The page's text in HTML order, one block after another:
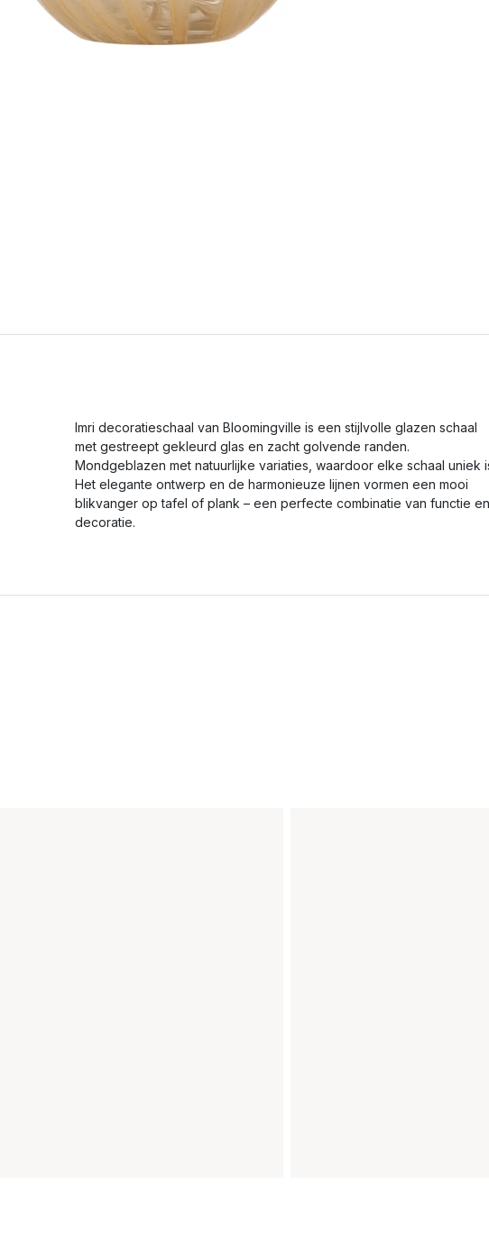
Imri decoratieschaal van Bloomingville is een stijlvolle glazen schaal
met gestreept gekleurd glas en zacht golvende randen.
Mondgeblazen met natuurlijke variaties, waardoor elke schaal uniek
Het elegante ontwerp en de harmonieuze lijnen vormen een mooi
blikvanger op tafel of plank – een perfecte combinatie van functie en
decoratie.